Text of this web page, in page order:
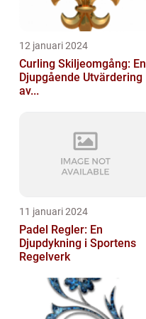
12 januari 2024
Curling Skiljeomgång: En
Djupgående Utvärdering
av...
11 januari 2024
Padel Regler: En
Djupdykning i Sportens
Regelverk